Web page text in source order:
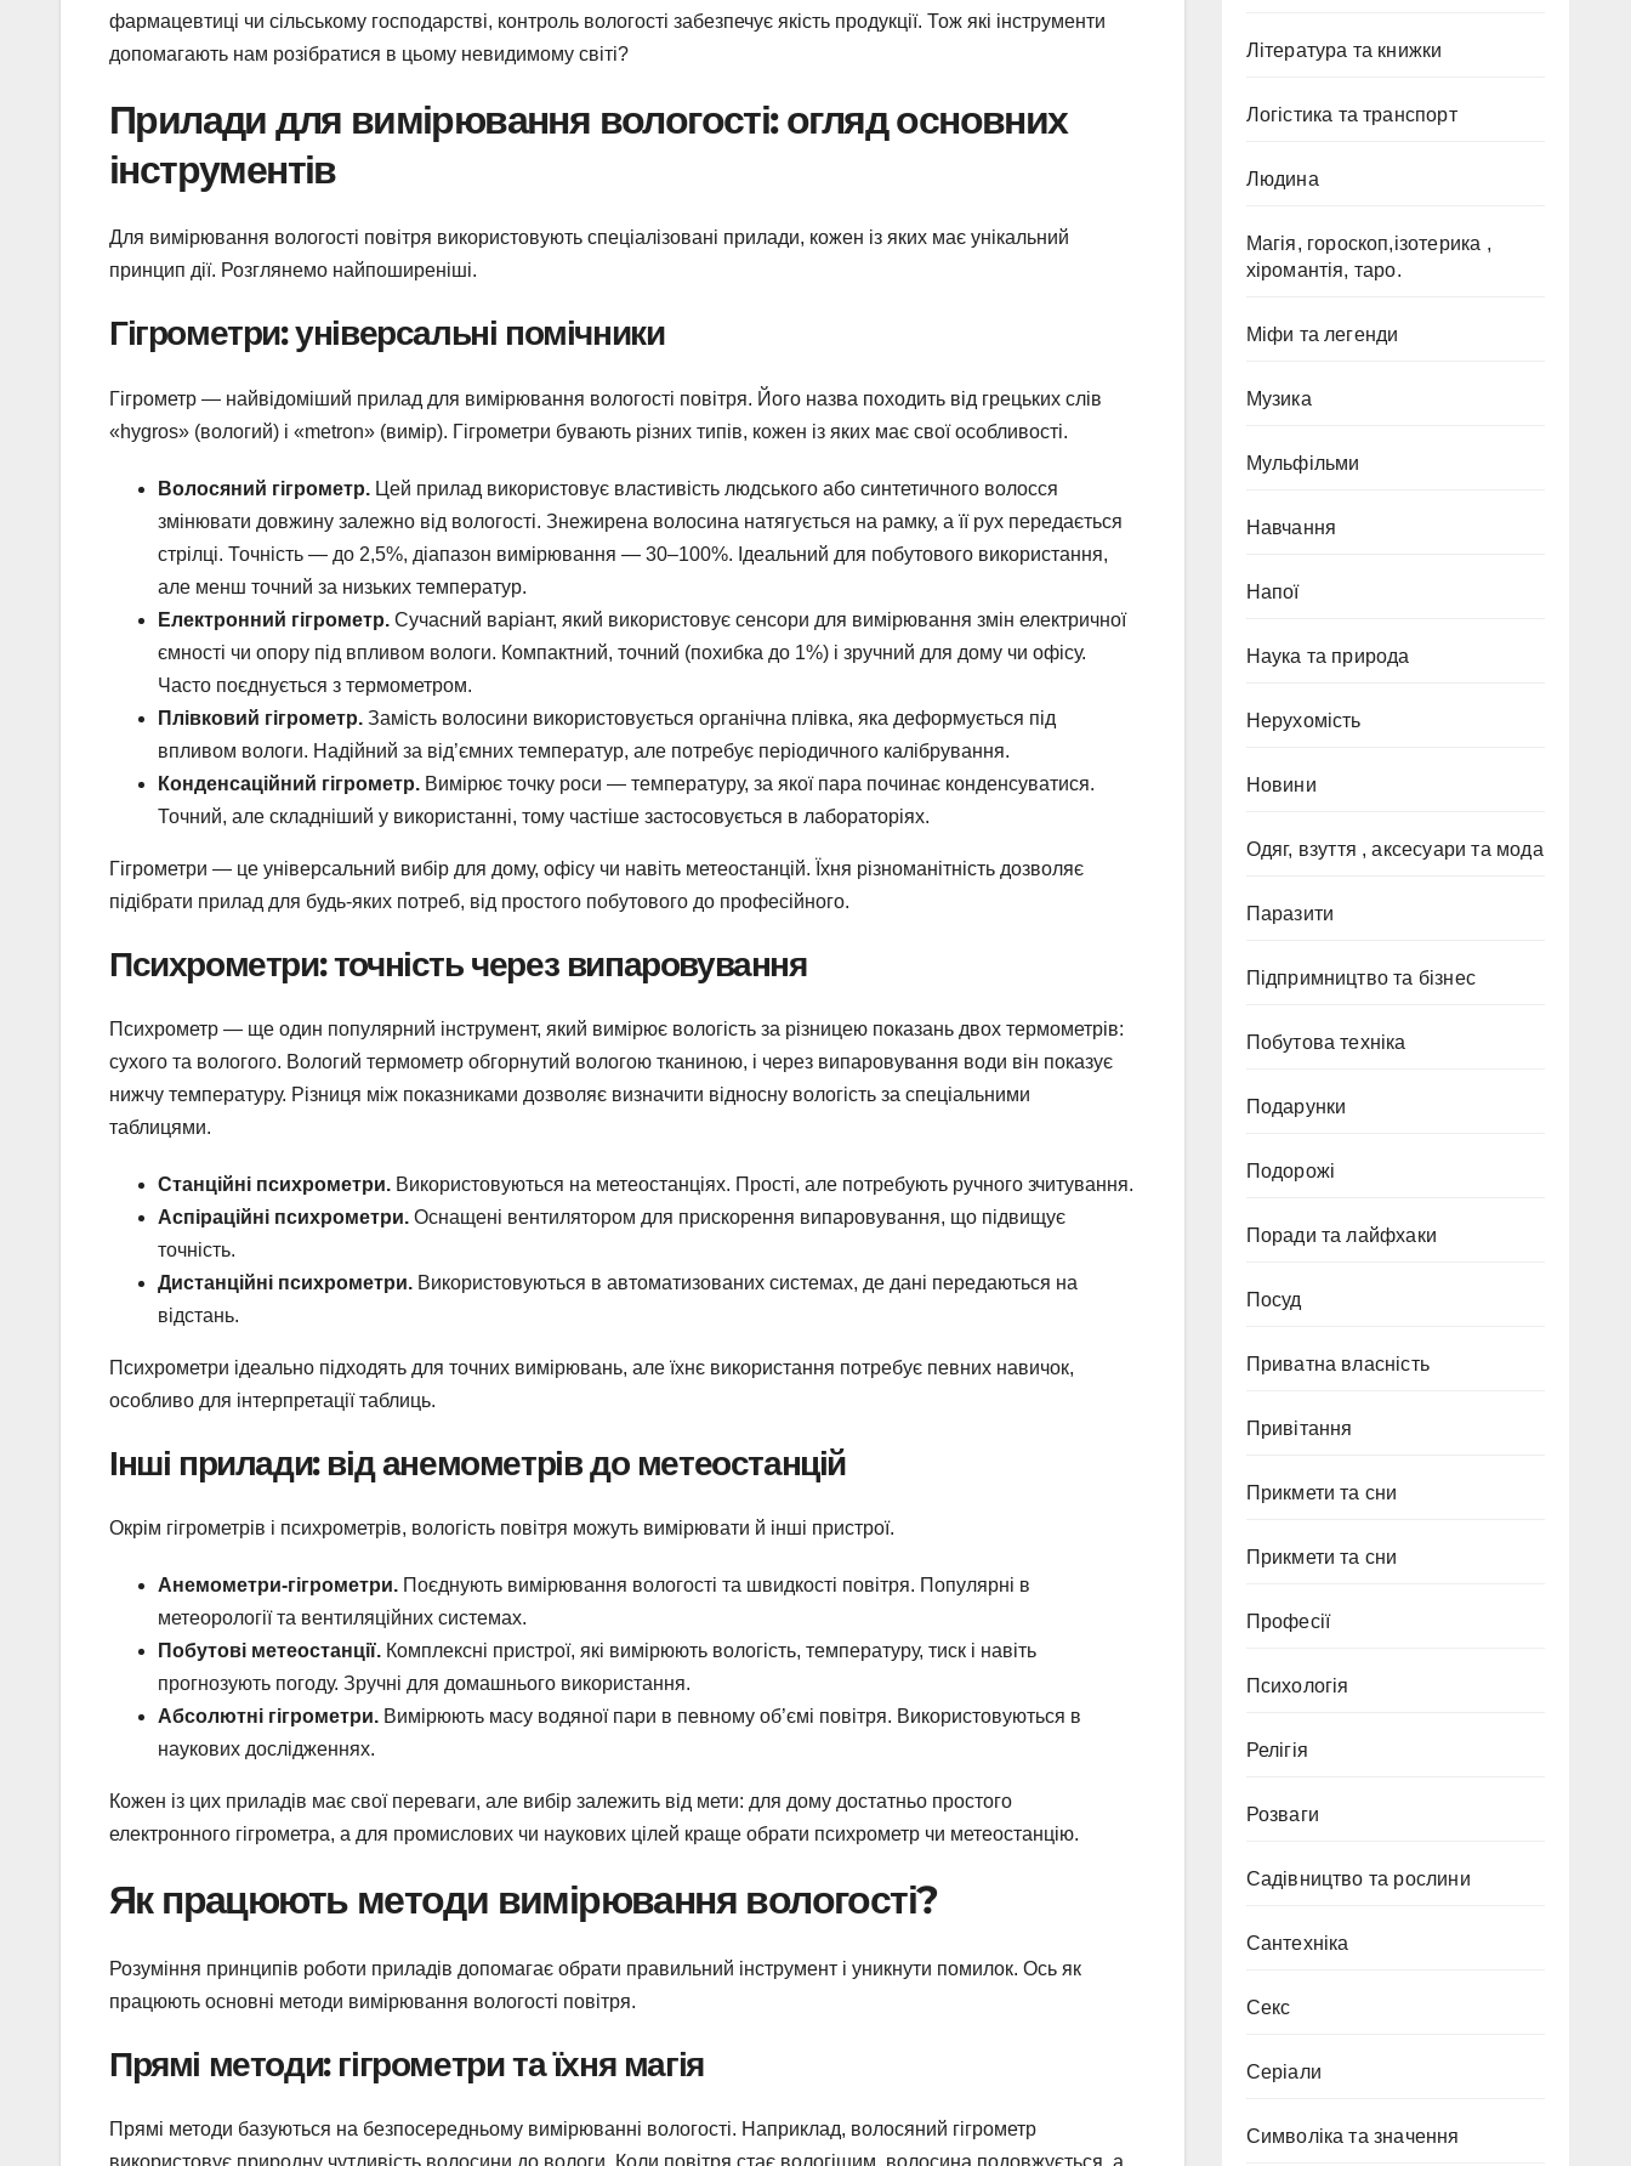
фармацевтиці чи сільському господарстві, контроль вологості забезпечує якість продукції. Тож які інструменти
допомагають нам розібратися в цьому невидимому світі?
Прилади для вимірювання вологості: огляд основних
інструментів
Для вимірювання вологості повітря використовують спеціалізовані прилади, кожен із яких має унікальний
принцип дії. Розглянемо найпоширеніші.
Гігрометри: універсальні помічники
Гігрометр — найвідоміший прилад для вимірювання вологості повітря. Його назва походить від грецьких слів
«hygros» (вологий) і «metron» (вимір). Гігрометри бувають різних типів, кожен із яких має свої особливості.
Волосяний гігрометр. Цей прилад використовує властивість людського або синтетичного волосся
змінювати довжину залежно від вологості. Знежирена волосина натягується на рамку, а її рух передається
стрілці. Точність — до 2,5%, діапазон вимірювання — 30–100%. Ідеальний для побутового використання,
але менш точний за низьких температур.
Електронний гігрометр. Сучасний варіант, який використовує сенсори для вимірювання змін електричної
ємності чи опору під впливом вологи. Компактний, точний (похибка до 1%) і зручний для дому чи офісу.
Часто поєднується з термометром.
Плівковий гігрометр. Замість волосини використовується органічна плівка, яка деформується під
впливом вологи. Надійний за від’ємних температур, але потребує періодичного калібрування.
Конденсаційний гігрометр. Вимірює точку роси — температуру, за якої пара починає конденсуватися.
Точний, але складніший у використанні, тому частіше застосовується в лабораторіях.
Гігрометри — це універсальний вибір для дому, офісу чи навіть метеостанцій. Їхня різноманітність дозволяє
підібрати прилад для будь-яких потреб, від простого побутового до професійного.
Психрометри: точність через випаровування
Психрометр — ще один популярний інструмент, який вимірює вологість за різницею показань двох термометрів:
сухого та вологого. Вологий термометр обгорнутий вологою тканиною, і через випаровування води він показує
нижчу температуру. Різниця між показниками дозволяє визначити відносну вологість за спеціальними
таблицями.
Станційні психрометри. Використовуються на метеостанціях. Прості, але потребують ручного зчитування.
Аспіраційні психрометри. Оснащені вентилятором для прискорення випаровування, що підвищує
точність.
Дистанційні психрометри. Використовуються в автоматизованих системах, де дані передаються на
відстань.
Психрометри ідеально підходять для точних вимірювань, але їхнє використання потребує певних навичок,
особливо для інтерпретації таблиць.
Інші прилади: від анемометрів до метеостанцій
Окрім гігрометрів і психрометрів, вологість повітря можуть вимірювати й інші пристрої.
Анемометри-гігрометри. Поєднують вимірювання вологості та швидкості повітря. Популярні в
метеорології та вентиляційних системах.
Побутові метеостанції. Комплексні пристрої, які вимірюють вологість, температуру, тиск і навіть
прогнозують погоду. Зручні для домашнього використання.
Абсолютні гігрометри. Вимірюють масу водяної пари в певному об’ємі повітря. Використовуються в
наукових дослідженнях.
Кожен із цих приладів має свої переваги, але вибір залежить від мети: для дому достатньо простого
електронного гігрометра, а для промислових чи наукових цілей краще обрати психрометр чи метеостанцію.
Як працюють методи вимірювання вологості?
Розуміння принципів роботи приладів допомагає обрати правильний інструмент і уникнути помилок. Ось як
працюють основні методи вимірювання вологості повітря.
Прямі методи: гігрометри та їхня магія
Прямі методи базуються на безпосередньому вимірюванні вологості. Наприклад, волосяний гігрометр
Література та книжки
Логістика та транспорт
Людина
Магія, гороскоп,ізотерика ,
хіромантія, таро.
Міфи та легенди
Музика
Мульфільми
Навчання
Напої
Наука та природа
Нерухомість
Новини
Одяг, взуття , аксесуари та мода
Паразити
Підпримництво та бізнес
Побутова техніка
Подарунки
Подорожі
Поради та лайфхаки
Посуд
Приватна власність
Привітання
Прикмети та сни
Прикмети та сни
Професії
Психологія
Релігія
Розваги
Садівництво та рослини
Сантехніка
Секс
Серіали
Символіка та значення